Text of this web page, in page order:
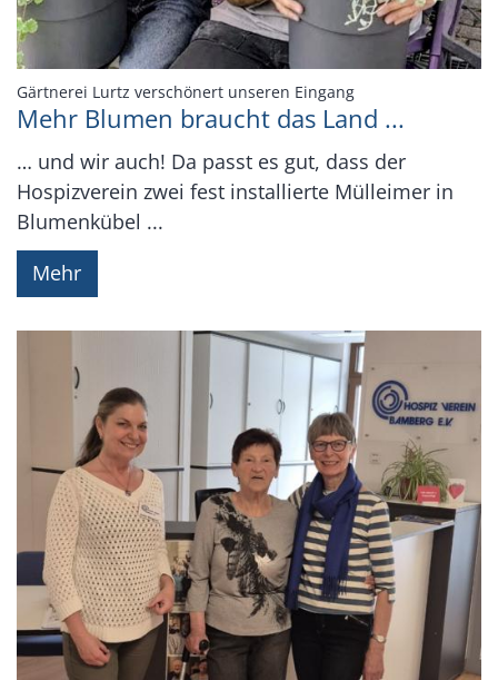
Gärtnerei Lurtz verschönert unseren Eingang:
Mehr Blumen braucht das Land ...
… und wir auch! Da passt es gut, dass der
Hospizverein zwei fest installierte Mülleimer in
Blumenkübel ...
Mehr